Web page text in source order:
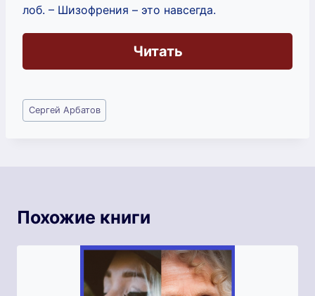
лоб. – Шизофрения – это навсегда.
Читать
Метки
записи:
Сергей Арбатов
Похожие книги